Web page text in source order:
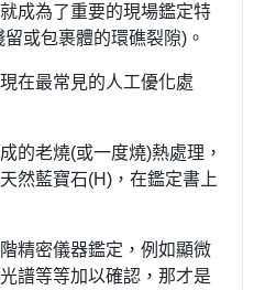
成為了重要的現場鑑定特
或包裹體的環礁裂隙)。
在最常見的人工優化處
的老燒(或一度燒)熱處理，
然藍寶石(H)，在鑑定書上
精密儀器鑑定，例如顯微
譜等等加以確認，那才是